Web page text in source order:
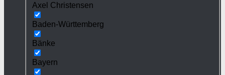
Axel Christensen
Baden-Württemberg
Bänke
Bayern